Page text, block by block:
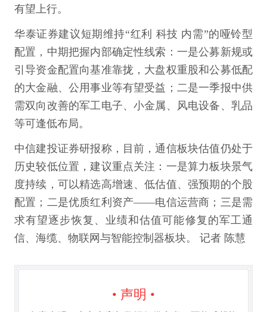
有望上行。
华泰证券建议短期维持“红利 科技 内需”的哑铃型
配置，中期把握内部确定性线索：一是公募新规或
引导资金配置向基准靠拢，大盘权重股和公募低配
的大金融、公用事业等有望受益；二是一季报中供
需双向改善的军工电子、小金属、风电设备、乳品
等可逢低布局。
中信建投证券研报称，目前，通信板块估值仍处于
历史较低位置，建议重点关注：一是算力板块景气
度持续，可以精选高增速、低估值、强预期的个股
配置；二是优质红利资产——电信运营商；三是需
求有望逐步恢复、业绩和估值可能修复的军工通
信、海缆、物联网与智能控制器板块。 记者 陈慧
• 声明 •